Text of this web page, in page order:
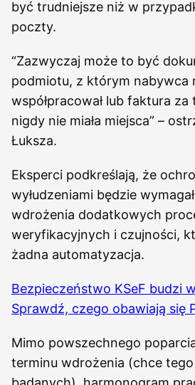
być trudniejsze niż w
poczty.
“Zazwyczaj może to być
podmiotu, z którym nabywca
współpracował lub faktura
nigdy nie miała miejsca” –
Łuksza.
Eksperci podkreślają, że
wyłudzeniami będzie
wdrożenia dodatkowych
weryfikacyjnych i czujności,
żadna automatyzacja.
Bezpieczeństwo KSeF budzi
Sprawdź, czego obawiają się
Mimo powszechnego
terminu wdrożenia (chce